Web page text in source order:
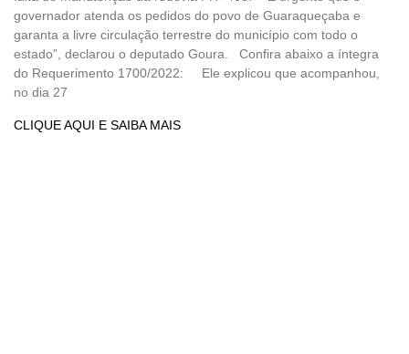
governador atenda os pedidos do povo de Guaraqueçaba e
garanta a livre circulação terrestre do município com todo o
estado”, declarou o deputado Goura. Confira abaixo a íntegra
do Requerimento 1700/2022: Ele explicou que acompanhou,
no dia 27
CLIQUE AQUI E SAIBA MAIS